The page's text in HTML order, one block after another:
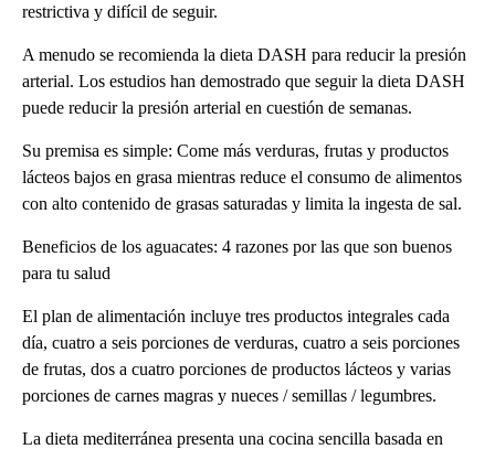
restrictiva y difícil de seguir.
A menudo se recomienda la dieta DASH para reducir la presión
arterial. Los estudios han demostrado que seguir la dieta DASH
puede reducir la presión arterial en cuestión de semanas.
Su premisa es simple: Come más verduras, frutas y productos
lácteos bajos en grasa mientras reduce el consumo de alimentos
con alto contenido de grasas saturadas y limita la ingesta de sal.
Beneficios de los aguacates: 4 razones por las que son buenos
para tu salud
El plan de alimentación incluye tres productos integrales cada
día, cuatro a seis porciones de verduras, cuatro a seis porciones
de frutas, dos a cuatro porciones de productos lácteos y varias
porciones de carnes magras y nueces / semillas / legumbres.
La dieta mediterránea presenta una cocina sencilla basada en